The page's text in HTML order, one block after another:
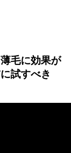
毛に効果が
試すべき